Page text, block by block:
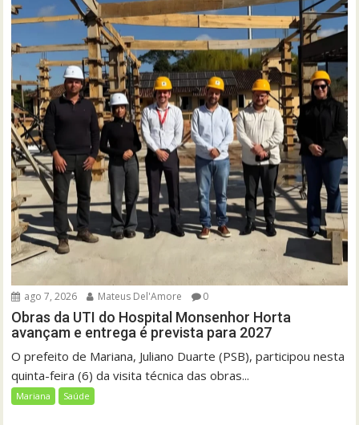
ago 7, 2026 Mateus Del'Amore 0
Obras da UTI do Hospital Monsenhor Horta
avançam e entrega é prevista para 2027
O prefeito de Mariana, Juliano Duarte (PSB), participou nesta
quinta-feira (6) da visita técnica das obras...
Mariana Saúde